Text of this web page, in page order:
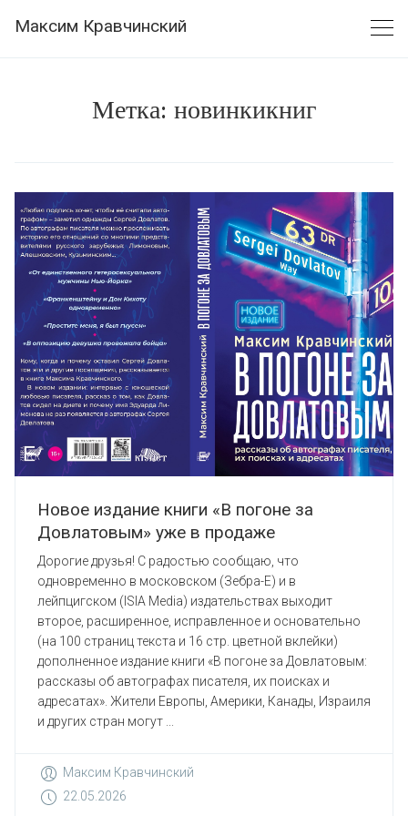
Максим Кравчинский
Метка: новинкикниг
Новое издание книги «В погоне за
Довлатовым» уже в продаже
Дорогие друзья! С радостью сообщаю, что
одновременно в московском (Зебра-Е) и в
лейпцигском (ISIA Media) издательствах выходит
второе, расширенное, исправленное и основательно
(на 100 страниц текста и 16 стр. цветной вклейки)
дополненное издание книги «В погоне за Довлатовым:
рассказы об автографах писателя, их поисках и
адресатах». Жители Европы, Америки, Канады, Израиля
и других стран могут ...
Максим Кравчинский
22.05.2026